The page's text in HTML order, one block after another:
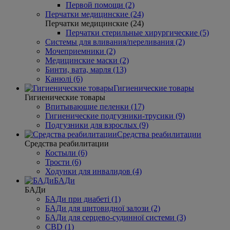
Первой помощи (2)
Перчатки медицинские (24)
Перчатки медицинские (24)
Перчатки стерильные хирургические (5)
Системы для вливания/переливания (2)
Мочеприемники (2)
Медицинские маски (2)
Бинти, вата, марля (13)
Канюлі (6)
Гигиенические товары
Гигиенические товары
Впитывающие пеленки (17)
Гигиенические подгузники-трусики (9)
Подгузники для взрослых (9)
Средства реабилитации
Средства реабилитации
Костыли (6)
Трости (6)
Ходунки для инвалидов (4)
БАДи
БАДи
БАДи при диабеті (1)
БАДи для щитовидної залози (2)
БАДи для серцево-судинної системи (3)
CBD (1)